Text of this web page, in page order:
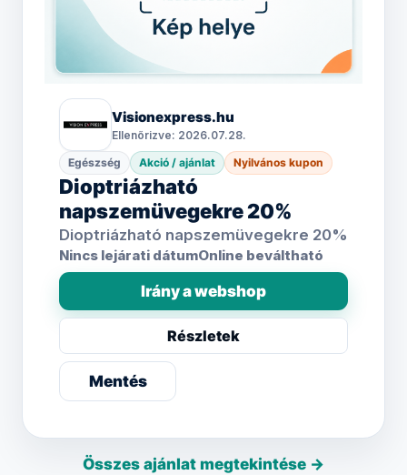
Visionexpress.hu
Ellenőrizve: 2026.07.28.
Egészség
Akció / ajánlat Nyilvános kupon
Dioptriázható
napszemüvegekre 20%
Dioptriázható napszemüvegekre 20%
Nincs lejárati dátumOnline beváltható
Irány a webshop
Részletek
Mentés
Összes ajánlat megtekintése →